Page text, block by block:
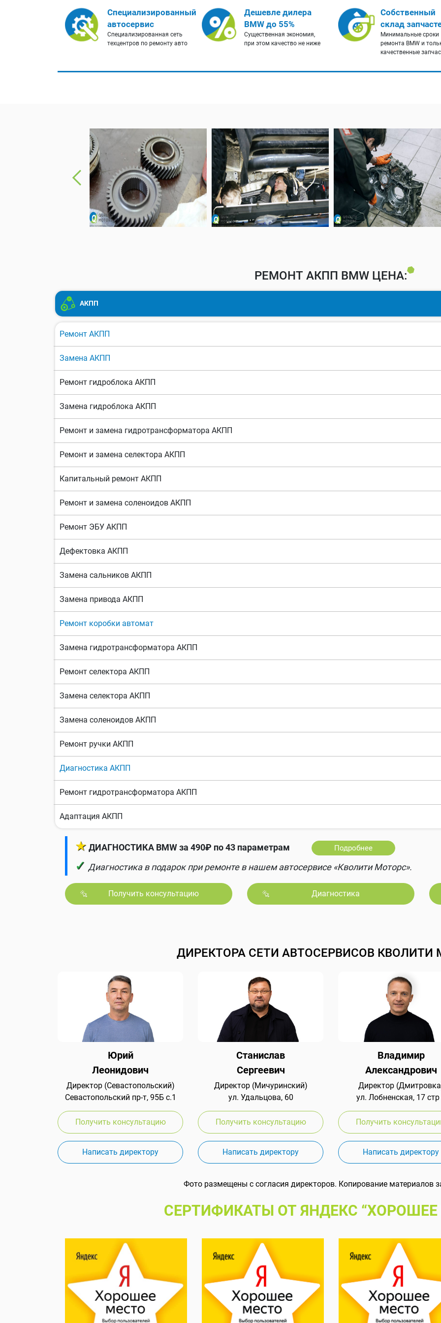
Специализированный
автосервис
Специализированная сеть
техцентров по ремонту авто
Дешевле дилера
BMW до 55%
Существенная экономия,
при этом качество не ниже
Собственный
склад
Минимальные сроки
ремонта BMW и
качественные
РЕМОНТ АКПП BMW ЦЕНА:
АКПП
Ремонт АКПП
Замена АКПП
Ремонт гидроблока АКПП
Замена гидроблока АКПП
Ремонт и замена гидротрансформатора АКПП
Ремонт и замена селектора АКПП
Капитальный ремонт АКПП
Ремонт и замена соленоидов АКПП
Ремонт ЭБУ АКПП
Дефектовка АКПП
Замена сальников АКПП
Замена привода АКПП
Ремонт коробки автомат
Замена гидротрансформатора АКПП
Ремонт селектора АКПП
Замена селектора АКПП
Замена соленоидов АКПП
Ремонт ручки АКПП
Диагностика АКПП
Ремонт гидротрансформатора АКПП
Адаптация АКПП
★ ДИАГНОСТИКА BMW за 490₽ по 43 параметрам Подробнее
✓ Диагностика в подарок при ремонте в нашем автосервисе «Кволити Моторс».
Получить консультацию Диагностика
ДИРЕКТОРА СЕТИ АВТОСЕРВИСОВ КВОЛИТИ
Юрий
Леонидович
Директор (Севастопольский)
Севастопольский пр-т, 95Б с.1
Получить консультацию
Написать директору
Станислав
Сергеевич
Директор (Мичуринский)
ул. Удальцова, 60
Получить консультацию
Написать директору
Владимир
Александрович
Директор
ул. Лобненская, 17 стр
Получить
Написать директору
Фото размещены с согласия директоров. Копирование материалов
СЕРТИФИКАТЫ ОТ ЯНДЕКС “ХОРОШЕЕ